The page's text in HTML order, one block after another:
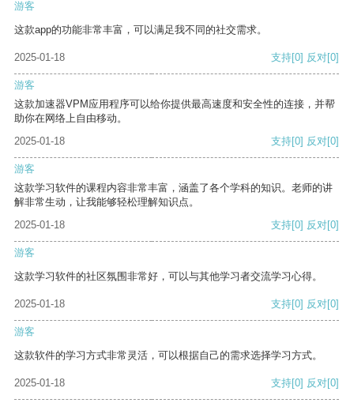
游客
这款app的功能非常丰富，可以满足我不同的社交需求。
2025-01-18 支持[0] 反对[0]
游客
这款加速器VPM应用程序可以给你提供最高速度和安全性的连接，并帮
助你在网络上自由移动。
2025-01-18
支持[0] 反对[0]
游客
这款学习软件的课程内容非常丰富，涵盖了各个学科的知识。老师的讲
解非常生动，让我能够轻松理解知识点。
2025-01-18
支持[0] 反对[0]
游客
这款学习软件的社区氛围非常好，可以与其他学习者交流学习心得。
2025-01-18 支持[0] 反对[0]
游客
这款软件的学习方式非常灵活，可以根据自己的需求选择学习方式。
2025-01-18 支持[0] 反对[0]